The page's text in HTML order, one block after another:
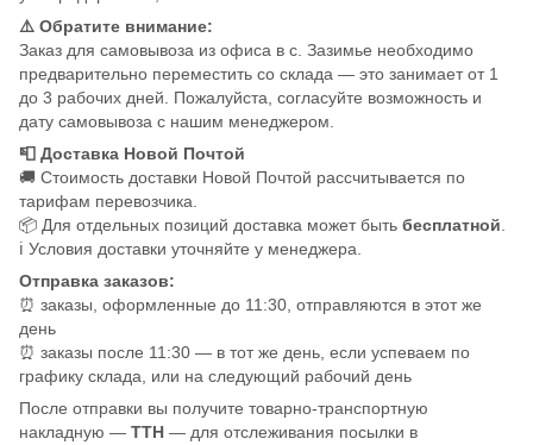
⚠️ Обратите внимание:
Заказ для самовывоза из офиса в с. Зазимье необходимо
предварительно переместить со склада — это занимает от 1
до 3 рабочих дней. Пожалуйста, согласуйте возможность и
дату самовывоза с нашим менеджером.
📮 Доставка Новой Почтой
🚚 Стоимость доставки Новой Почтой рассчитывается по
тарифам перевозчика.
📦 Для отдельных позиций доставка может быть бесплатной.
ℹ️ Условия доставки уточняйте у менеджера.
Отправка заказов:
⏰ заказы, оформленные до 11:30, отправляются в этот же
день
⏰ заказы после 11:30 — в тот же день, если успеваем по
графику склада, или на следующий рабочий день
После отправки вы получите товарно-транспортную
накладную — ТТН — для отслеживания посылки в